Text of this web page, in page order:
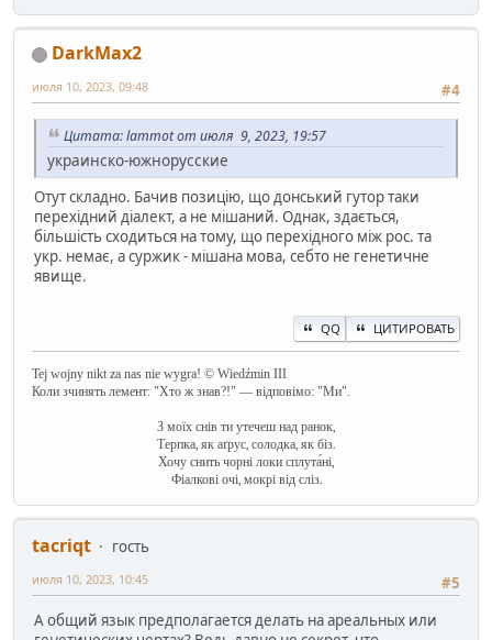
DarkMax2
#4
июля 10, 2023, 09:48
Цитата: lammot от июля 9, 2023, 19:57
украинско-южнорусские
Отут складно. Бачив позицію, що донський гутор таки
перехідний діалект, а не мішаний. Однак, здається,
більшість сходиться на тому, що перехідного між рос. та
укр. немає, а суржик - мішана мова, себто не генетичне
явище.
QQ ЦИТИРОВАТЬ
Tej wojny nikt za nas nie wygra! © Wiedźmin III
Коли зчинять лемент: "Хто ж знав?!" — відповімо: "Ми".
З моїх снів ти утечеш над ранок,
Терпка, як аґрус, солодка, як біз.
Хочу снить чорні локи сплута́ні,
Фіалкові очі, мокрі від сліз.
‌tacriqt
гость
#5
июля 10, 2023, 10:45
А общий язык предполагается делать на ареальных или